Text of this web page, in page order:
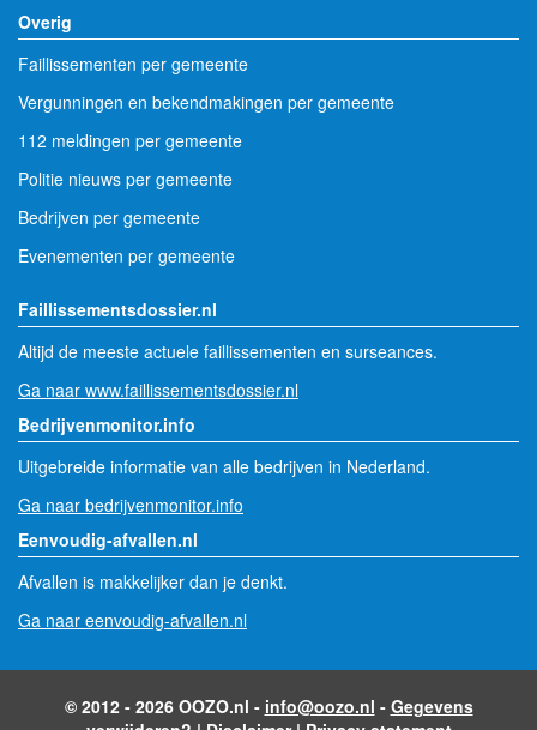
Overig
Faillissementen per gemeente
Vergunningen en bekendmakingen per gemeente
112 meldingen per gemeente
Politie nieuws per gemeente
Bedrijven per gemeente
Evenementen per gemeente
Faillissementsdossier.nl
Altijd de meeste actuele faillissementen en surseances.
Ga naar www.faillissementsdossier.nl
Bedrijvenmonitor.info
Uitgebreide informatie van alle bedrijven in Nederland.
Ga naar bedrijvenmonitor.info
Eenvoudig-afvallen.nl
Afvallen is makkelijker dan je denkt.
Ga naar eenvoudig-afvallen.nl
© 2012 - 2026 OOZO.nl - info@oozo.nl - Gegevens